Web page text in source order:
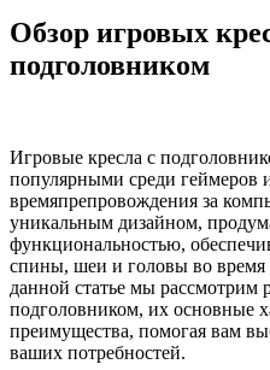
Обзор игровых
подголовником
Игровые кресла с
популярными среди геймеров
времяпрепровождения за
уникальным дизайном,
функциональностью,
спины, шеи и головы во время
данной статье мы рассмотрим
подголовником, их основные
преимущества, помогая вам
ваших потребностей.